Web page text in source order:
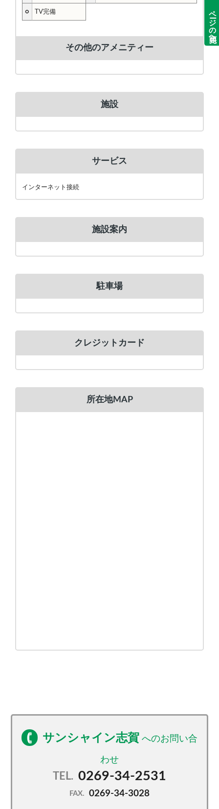
○ TV完備
その他のアメニティー
施設
サービス
インターネット接続
施設案内
駐車場
クレジットカード
所在地MAP
サンシャイン志賀
TEL. 0269-34-2531
FAX. 0269-34-3028
ページの先頭へ